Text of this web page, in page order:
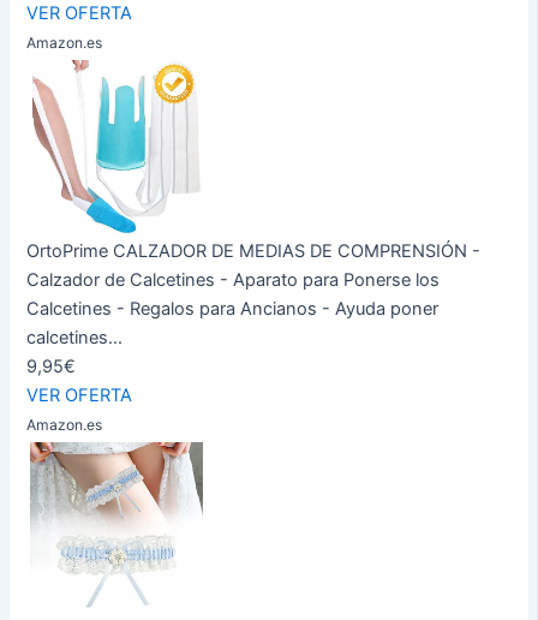
VER OFERTA
Amazon.es
OrtoPrime CALZADOR DE MEDIAS DE COMPRENSIÓN -
Calzador de Calcetines - Aparato para Ponerse los
Calcetines - Regalos para Ancianos - Ayuda poner
calcetines...
9,95€
VER OFERTA
Amazon.es